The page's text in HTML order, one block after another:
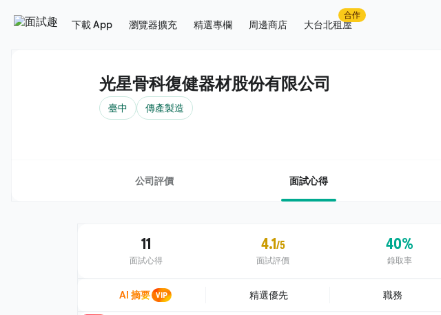
下載 App 瀏覽器擴充 精選專欄 周邊商店 大台北租屋
合作
光星骨科復健器材股份有限公司
臺中 傳產製造
公司評價 面試心得
11
面試心得
4.1/5
面試評價
40%
錄取率
AI 摘要 VIP 職務